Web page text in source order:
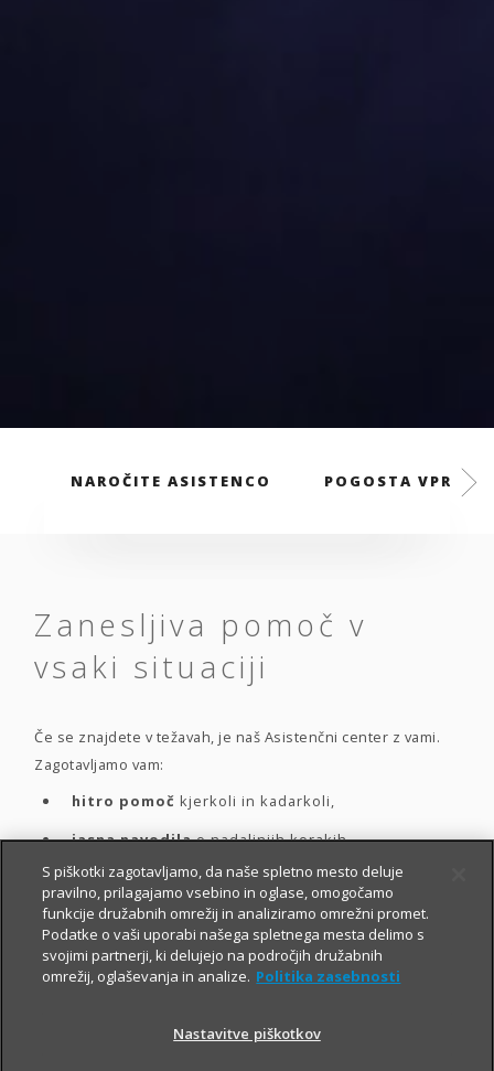
NAROČITE ASISTENCO POGOSTA
Zanesljiva pomoč v
vsaki situaciji
Če se znajdete v težavah, je naš Asistenčni center z vami.
Zagotavljamo vam:
hitro pomoč kjerkoli in kadarkoli,
jasna navodilao nadaljnjih korakih.
Spodaj izberite vrsto asistence. Za hitrejšo prijavo in
naročilo asistencepriporočamo uporabo digitalnih
poti, kjer so te na voljo.
S piškotki zagotavljamo, da naše spletno mesto deluje
pravilno, prilagajamo vsebino in oglase, omogočamo
funkcije družabnih omrežij in analiziramo omrežni promet.
Podatke o vaši uporabi našega spletnega mesta delimo s
svojimi partnerji, ki delujejo na področjih družabnih
omrežij, oglaševanja in analize. Politika zasebnosti
Nastavitve piškotkov